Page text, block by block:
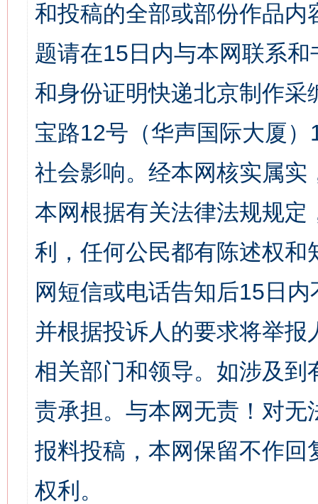
和投稿的全部或部份作品
题请在15日内与本网联系
和身份证明快递北京制作
宝路12号（华声国际大厦
社会影响。经本网核实属
本网根据有关法律法规规
利，任何公民都有陈述权
网短信或电话告知后15日
并根据投诉人的要求将举
相关部门和领导。如涉及
责承担。与本网无责！对
报料投稿，本网保留不作
权利。